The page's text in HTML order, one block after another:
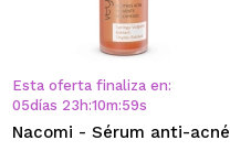
Esta oferta finaliza en:
05días 23 h:10m:59s
Nacomi - Sérum anti-acné